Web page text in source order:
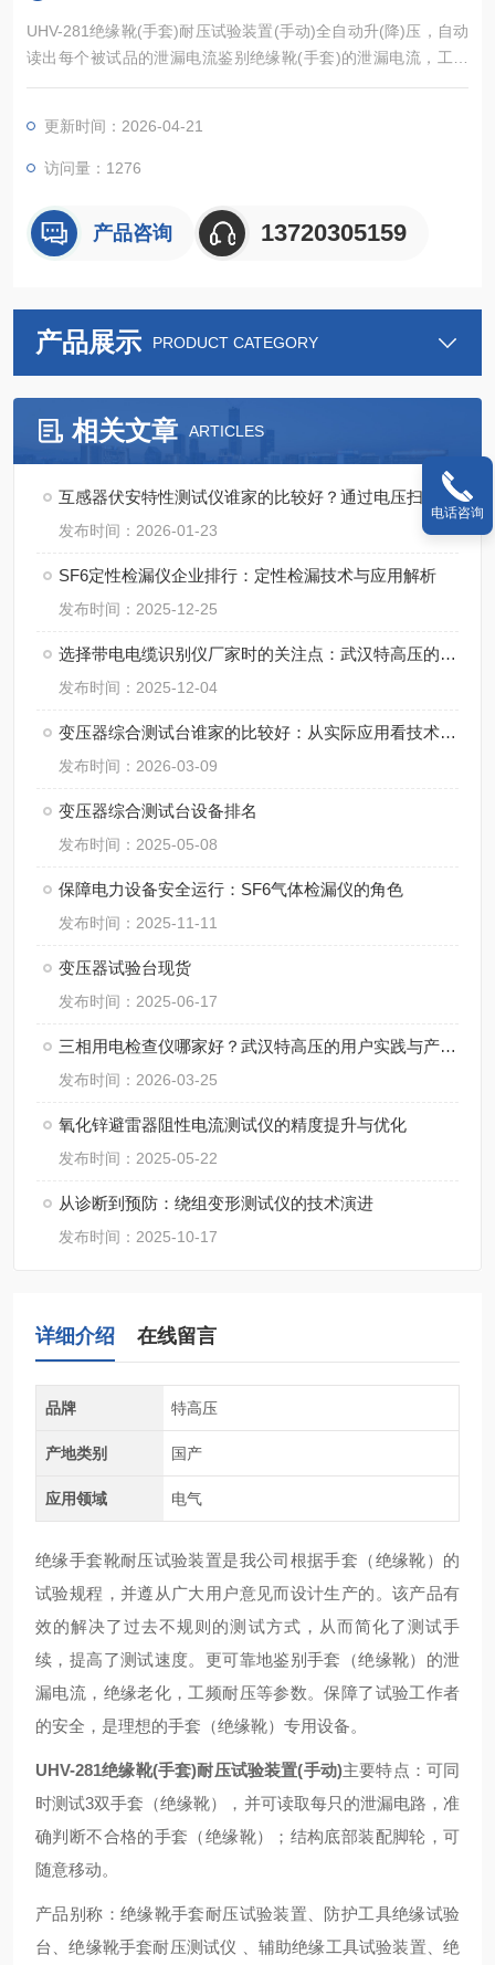
UHV-281绝缘靴(手套)耐压试验装置(手动)全自动升(降)压，自动
读出每个被试品的泄漏电流鉴别绝缘靴(手套)的泄漏电流，工频
耐压等参数可同时测试3双绝缘靴(手套)，准确判断不合格的绝缘
更新时间：2026-04-21
访问量：1276
产品咨询 13720305159
产品展示 PRODUCT CATEGORY
相关文章 ARTICLES
互感器伏安特性测试仪谁家的比较好？通过电压扫描获取并图形化显示磁化过程
发布时间：2026-01-23
SF6定性检漏仪企业排行：定性检漏技术与应用解析
发布时间：2025-12-25
选择带电电缆识别仪厂家时的关注点：武汉特高压的技术方案与实践经验
发布时间：2025-12-04
变压器综合测试台谁家的比较好：从实际应用看技术实力与服务支撑
发布时间：2026-03-09
变压器综合测试台设备排名
发布时间：2025-05-08
保障电力设备安全运行：SF6气体检漏仪的角色
发布时间：2025-11-11
变压器试验台现货
发布时间：2025-06-17
三相用电检查仪哪家好？武汉特高压的用户实践与产品观察
发布时间：2026-03-25
氧化锌避雷器阻性电流测试仪的精度提升与优化
发布时间：2025-05-22
从诊断到预防：绕组变形测试仪的技术演进
发布时间：2025-10-17
详细介绍 在线留言
品牌 特高压
产地类别 国产
应用领域 电气
绝缘手套靴耐压试验装置是我公司根据手套（绝缘靴）的
试验规程，并遵从广大用户意见而设计生产的。该产品有
效的解决了过去不规则的测试方式，从而简化了测试手
续，提高了测试速度。更可靠地鉴别手套（绝缘靴）的泄
漏电流，绝缘老化，工频耐压等参数。保障了试验工作者
的安全，是理想的手套（绝缘靴）专用设备。
UHV-281绝缘靴(手套)耐压试验装置(手动)主要特点：可同
时测试3双手套（绝缘靴），并可读取每只的泄漏电路，准
确判断不合格的手套（绝缘靴）；结构底部装配脚轮，可
随意移动。
产品别称：绝缘靴手套耐压试验装置、防护工具绝缘试验
台、绝缘靴手套耐压测试仪 、辅助绝缘工具试验装置、绝
电话咨询